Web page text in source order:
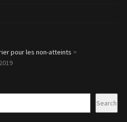
pour les non-atteints >
Search